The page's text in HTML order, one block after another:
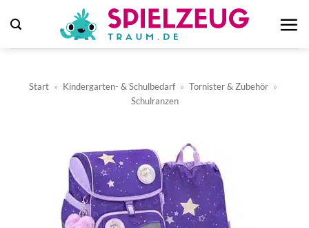
Inhalt
springen
Start » Kindergarten- & Schulbedarf » Tornister & Zubehör »
Schulranzen